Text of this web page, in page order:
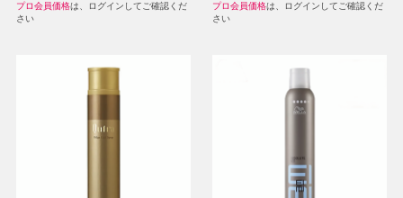
プロ会員価格は、ログインしてご確認くだ
さい
プロ会員価格は、ログインしてご確認くだ
さい